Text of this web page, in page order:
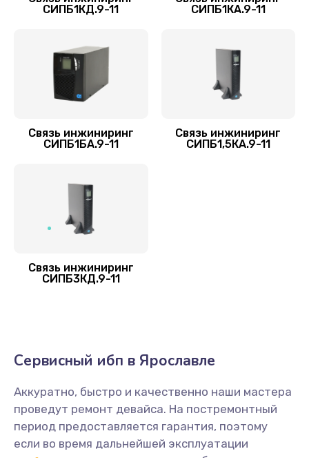
СИПБ1КД.9-11
СИПБ1КА.9-11
Связь инжиниринг
СИПБ1БА.9-11
Связь инжиниринг
СИПБ1,5КА.9-11
Связь инжиниринг
СИПБ3КД.9-11
Сервисный ибп в Ярославле
Аккуратно, быстро и качественно наши мастера
проведут ремонт девайса. На постремонтный
период предоставляется гарантия, поэтому
если во время дальнейшей эксплуатации